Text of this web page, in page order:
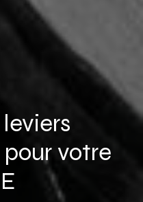
votre